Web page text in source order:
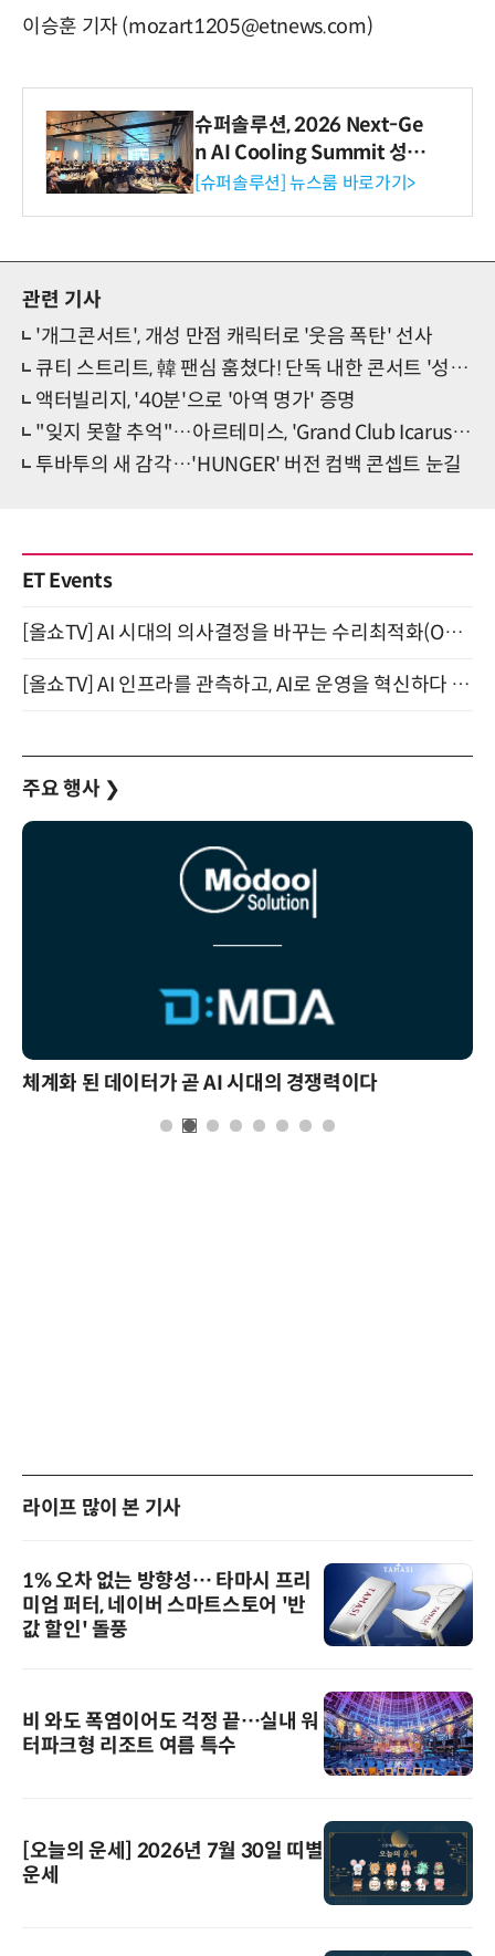
이승훈 기자 (mozart1205@etnews.com)
슈퍼솔루션, 2026 Next-Ge
n AI Cooling Summit 성황
리 성료
[슈퍼솔루션] 뉴스룸 바로가기>
관련 기사
'개그콘서트', 개성 만점 캐릭터로 '웃음 폭탄' 선사
큐티 스트리트, 韓 팬심 훔쳤다! 단독 내한 콘서트 '성료'
액터빌리지, '40분'으로 '아역 명가' 증명
"잊지 못할 추억"…아르테미스, 'Grand Club Icarus' 화려 피날레
투바투의 새 감각…'HUNGER' 버전 컴백 콘셉트 눈길
ET Events
[올쇼TV] AI 시대의 의사결정을 바꾸는 수리최적화(Optimization) 소개 (8/20 생방송)
[올쇼TV] AI 인프라를 관측하고, AI로 운영을 혁신하다 (8월 11일 생방송)
주요 행사 ❯
체계화 된 데이터가 곧 AI 시대의 경쟁력이다
라이프 많이 본 기사
1% 오차 없는 방향성… 타마시 프리
미엄 퍼터, 네이버 스마트스토어 '반
값 할인' 돌풍
비 와도 폭염이어도 걱정 끝…실내 워
터파크형 리조트 여름 특수
[오늘의 운세] 2026년 7월 30일 띠별
운세